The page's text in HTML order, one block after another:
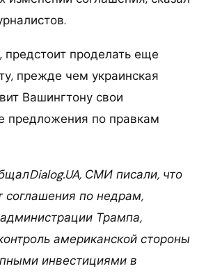
предстоит проделать еще
прежде чем украинская
Вашингтону свои
предложения по правкам
СМИ писали, что
соглашения по недрам,
Трампа,
американской стороны
инвестициями в